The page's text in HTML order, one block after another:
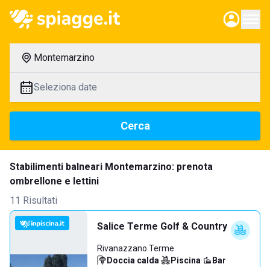
Montemarzino
Seleziona date
Cerca
Stabilimenti balneari Montemarzino: prenota
ombrellone e lettini
11 Risultati
Salice Terme Golf & Country
Rivanazzano Terme
Doccia calda· Piscina· Bar·